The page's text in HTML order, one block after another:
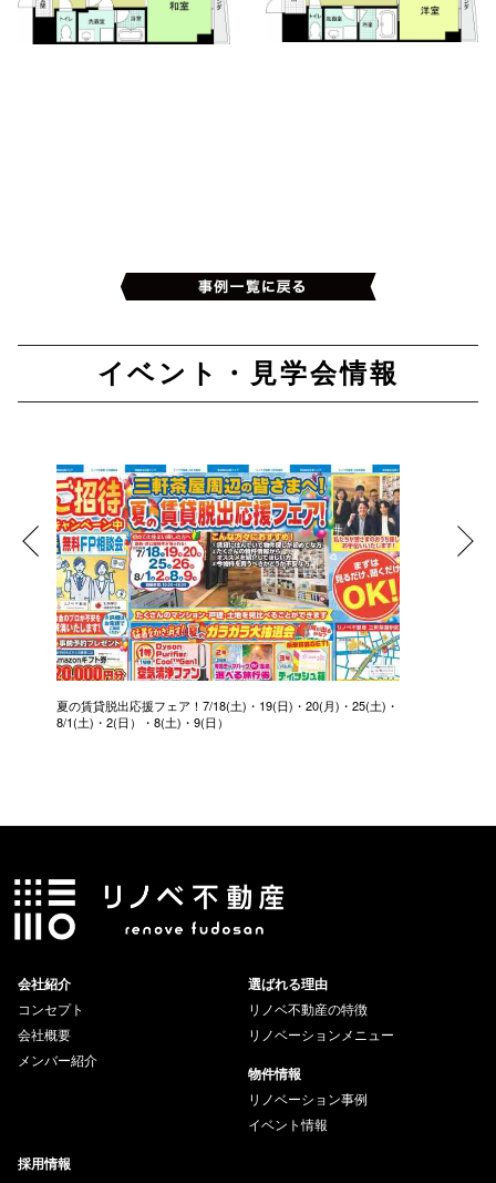
イベント・見学会情報
夏の賃貸脱出応援フェア！7/18(土)・19(日)・20(月)・25(土)・
8/1(土)・2(日）・8(土)・9(日）
会社紹介
コンセプト
会社概要
メンバー紹介
選ばれる理由
リノベ不動産の特徴
リノベーションメニュー
物件情報
リノベーション事例
イベント情報
採用情報